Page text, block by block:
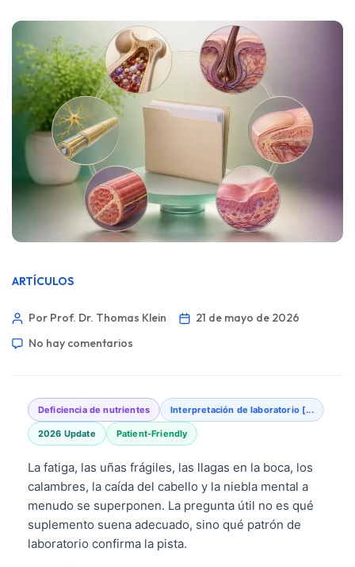
ARTÍCULOS
Por Prof. Dr. Thomas Klein
21 de mayo de 2026
No hay comentarios
Deficiencia de nutrientes Interpretación de laboratorio [...
2026 Update Patient-Friendly
La fatiga, las uñas frágiles, las llagas en la boca, los
calambres, la caída del cabello y la niebla mental a
menudo se superponen. La pregunta útil no es qué
suplemento suena adecuado, sino qué patrón de
laboratorio confirma la pista.